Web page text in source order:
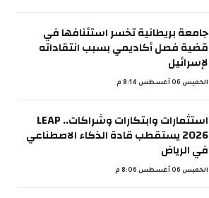
جامعة بريطانية تخسر استئنافها في
قضية فصل أكاديمي بسبب انتقاداته
لإسرائيل
الخميس 06 أغسطس 8:14 م
استثمارات وابتكارات وشراكات.. LEAP
2026 يستقطب قادة الذكاء الاصطناعي
في الرياض
الخميس 06 أغسطس 8:06 م